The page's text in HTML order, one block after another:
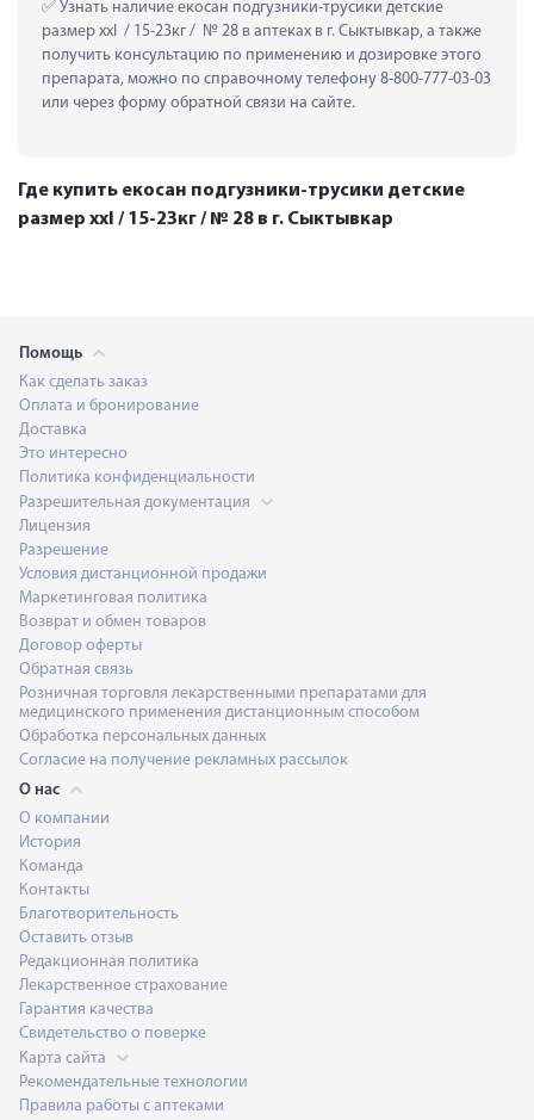
Узнать наличие екосан подгузники-трусики детские
размер xxl  / 15-23кг /  № 28 в аптеках в г. Сыктывкар, а также
получить консультацию по применению и дозировке этого
препарата, можно по справочному телефону 8-800-777-03-03
или через форму обратной связи на сайте.
Где купить екосан подгузники-трусики детские
размер xxl / 15-23кг / № 28 в г. Сыктывкар
Помощь
Как сделать заказ
Оплата и бронирование
Доставка
Это интересно
Политика конфиденциальности
Разрешительная документация
Лицензия
Разрешение
Условия дистанционной продажи
Маркетинговая политика
Возврат и обмен товаров
Договор оферты
Обратная связь
Розничная торговля лекарственными препаратами для
медицинского применения дистанционным способом
Обработка персональных данных
Согласие на получение рекламных рассылок
О нас
О компании
История
Команда
Контакты
Благотворительность
Оставить отзыв
Редакционная политика
Лекарственное страхование
Гарантия качества
Свидетельство о поверке
Карта сайта
Рекомендательные технологии
Правила работы с аптеками